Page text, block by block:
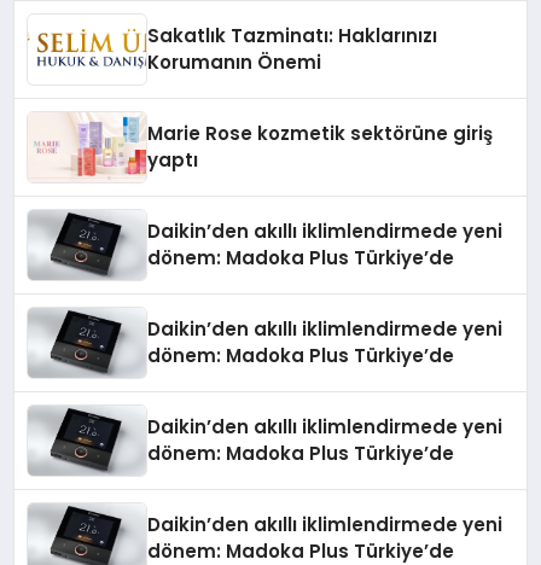
Sakatlık Tazminatı: Haklarınızı
Korumanın Önemi
Marie Rose kozmetik sektörüne giriş
yaptı
Daikin’den akıllı iklimlendirmede yeni
dönem: Madoka Plus Türkiye’de
Daikin’den akıllı iklimlendirmede yeni
dönem: Madoka Plus Türkiye’de
Daikin’den akıllı iklimlendirmede yeni
dönem: Madoka Plus Türkiye’de
Daikin’den akıllı iklimlendirmede yeni
dönem: Madoka Plus Türkiye’de